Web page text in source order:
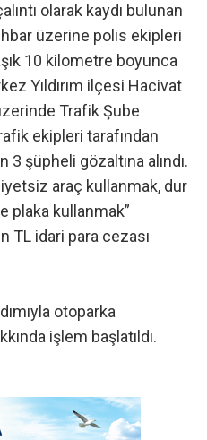
olarak kaydı bulunan
üzerine polis ekipleri
10 kilometre boyunca
Yıldırım ilçesi Hacivat
Trafik Şube
ekipleri tarafından
şüpheli gözaltına alındı.
araç kullanmak, dur
plaka kullanmak”
TL idari para cezası
otoparka
işlem başlatıldı.